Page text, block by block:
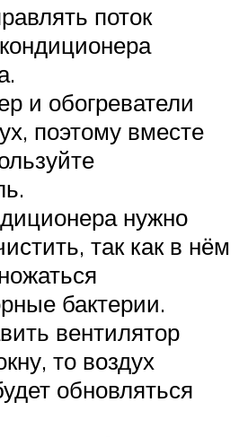
поток
и обогреватели
поэтому вместе
нужно
так как в нём
бактерии.
вентилятор
то воздух
обновляться